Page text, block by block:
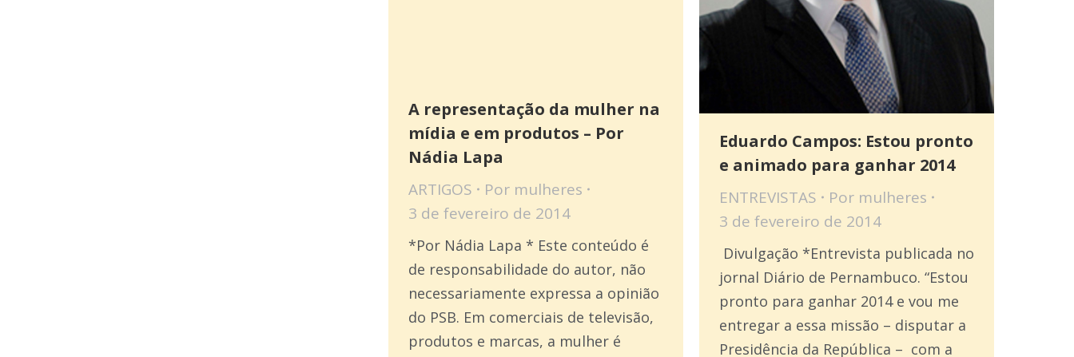
Eduardo Campos: Estou pronto
e animado para ganhar 2014
ENTREVISTAS Por mulheres
3 de fevereiro de 2014
Divulgação *Entrevista publicada no
jornal Diário de Pernambuco. “Estou
pronto para ganhar 2014 e vou me
entregar a essa missão – disputar a
Presidência da República – com a
A representação da mulher na
mídia e em produtos – Por
Nádia Lapa
ARTIGOS Por mulheres
3 de fevereiro de 2014
*Por Nádia Lapa * Este conteúdo é
de responsabilidade do autor, não
necessariamente expressa a opinião
do PSB. Em comerciais de televisão,
produtos e marcas, a mulher é